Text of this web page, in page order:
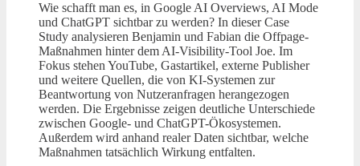
Wie schafft man es, in Google AI Overviews, AI Mode
und ChatGPT sichtbar zu werden? In dieser Case
Study analysieren Benjamin und Fabian die Offpage-
Maßnahmen hinter dem AI-Visibility-Tool Joe. Im
Fokus stehen YouTube, Gastartikel, externe Publisher
und weitere Quellen, die von KI-Systemen zur
Beantwortung von Nutzeranfragen herangezogen
werden. Die Ergebnisse zeigen deutliche Unterschiede
zwischen Google- und ChatGPT-Ökosystemen.
Außerdem wird anhand realer Daten sichtbar, welche
Maßnahmen tatsächlich Wirkung entfalten.